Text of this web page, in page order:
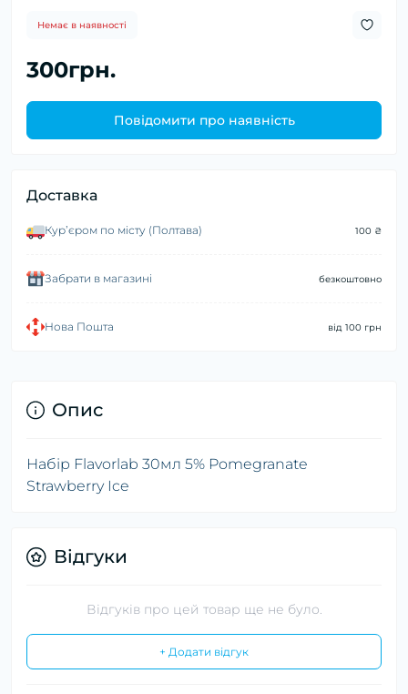
Немає в наявності
300грн.
Повідомити про наявність
Доставка
Курʼєром по місту (Полтава) 100 ₴
Забрати в магазині безкоштовно
Нова Пошта від 100 грн
Опис
Набір Flavorlab 30мл 5% Pomegranate
Strawberry Ice
Відгуки
Відгуків про цей товар ще не було.
+ Додати відгук